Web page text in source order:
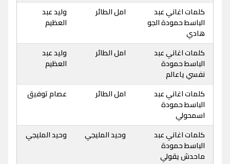
كلمات اغاني عبد
الباسط حمودة الجو
هادي
امل الطائر
وليد عبد
العظيم
كلمات اغاني عبد
الباسط حمودة
نفسي ياعالم
امل الطائر
وليد عبد
العظيم
كلمات اغاني عبد
الباسط حمودة
اسمحولي
امل الطائر عصام توفيق
كلمات اغاني عبد
الباسط حمودة
ماحدش يقولي
وحيد المليجي وحيد المليجي